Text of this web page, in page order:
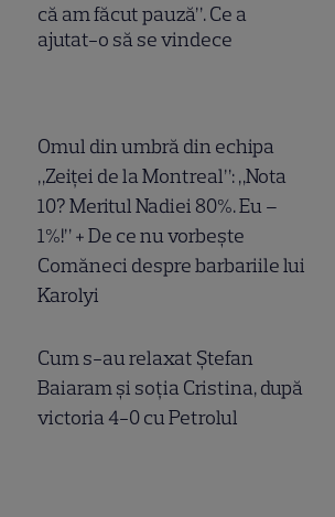
că am făcut pauză”. Ce a
ajutat-o să se vindece
Omul din umbră din echipa
„Zeiței de la Montreal”: „Nota
10? Meritul Nadiei 80%. Eu –
1%!” + De ce nu vorbește
Comăneci despre barbariile lui
Karolyi
Cum s-au relaxat Ștefan
Baiaram și soția Cristina, după
victoria 4-0 cu Petrolul